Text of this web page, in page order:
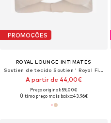
PROMOÇÕES
ROYAL LOUNGE INTIMATES
Soutien de tecido Soutien ' Royal Fit '
A partir de 44,00€
Preço original: 59,00€
Último preço mais baixo:43,96€